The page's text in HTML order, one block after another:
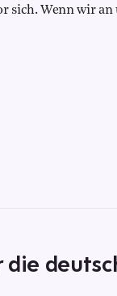
sich. Wenn wir